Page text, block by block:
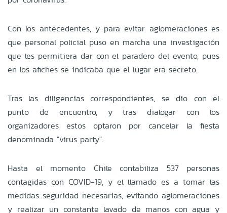
Con los antecedentes, y para evitar aglomeraciones es
que personal policial puso en marcha una investigación
que les permitiera dar con el paradero del evento, pues
en los afiches se indicaba que el lugar era secreto.
Tras las diligencias correspondientes, se dio con el
punto de encuentro, y tras dialogar con los
organizadores estos optaron por cancelar la fiesta
denominada "virus party".
Hasta el momento Chile contabiliza 537 personas
contagidas con COVID-19, y el llamado es a tomar las
medidas seguridad necesarias, evitando aglomeraciones
y realizar un constante lavado de manos con agua y